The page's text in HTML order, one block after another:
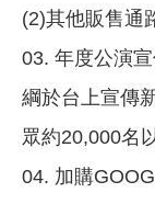
(2)其他販售通
03. 年度公演
綱於台上宣傳
眾約20,000名
04. 加購